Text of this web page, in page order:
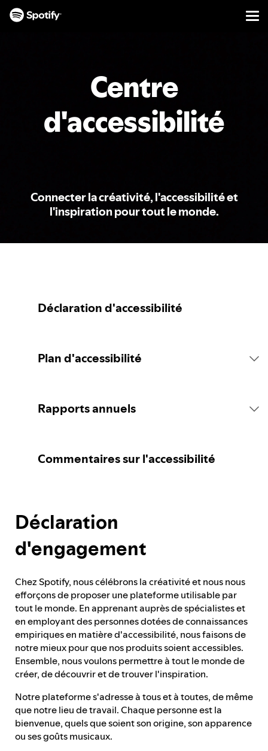
Centre
d'accessibilité
Connecter la créativité, l'accessibilité et
l'inspiration pour tout le monde.
Déclaration d'accessibilité
Plan d'accessibilité
Plan de Spotify
Rapport d'avancement
Responsabilités et attributions
Rapports annuels
Commentaires sur l'accessibilité
Déclaration
d'engagement
Chez Spotify, nous célébrons la créativité et nous nous
efforçons de proposer une plateforme utilisable par
tout le monde. En apprenant auprès de spécialistes et
en employant des personnes dotées de connaissances
empiriques en matière d'accessibilité, nous faisons de
notre mieux pour que nos produits soient accessibles.
Ensemble, nous voulons permettre à tout le monde de
créer, de découvrir et de trouver l'inspiration.
Notre plateforme s'adresse à tous et à toutes, de même
que notre lieu de travail. Chaque personne est la
bienvenue, quels que soient son origine, son apparence
ou ses goûts musicaux.